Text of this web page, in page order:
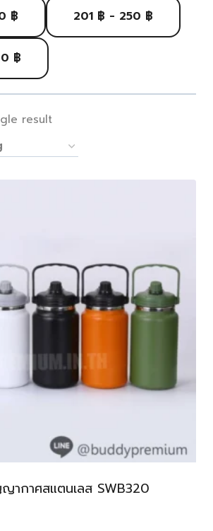
฿ 201 ฿ - 250 ฿
฿
result
ากาศสแตนเลส SWB320